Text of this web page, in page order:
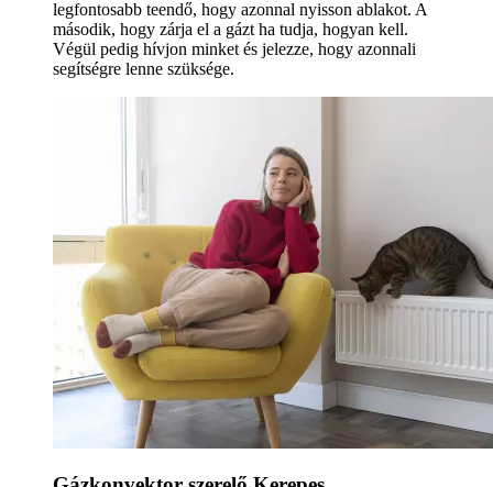
legfontosabb teendő, hogy azonnal nyisson ablakot. A
második, hogy zárja el a gázt ha tudja, hogyan kell.
Végül pedig hívjon minket és jelezze, hogy azonnali
segítségre lenne szüksége.